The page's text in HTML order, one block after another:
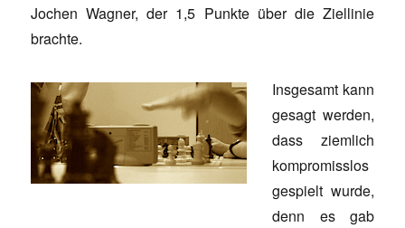
Jochen Wagner, der 1,5 Punkte über die Ziellinie
brachte.
Insgesamt kann
gesagt werden,
dass ziemlich
kompromisslos
gespielt wurde,
denn es gab